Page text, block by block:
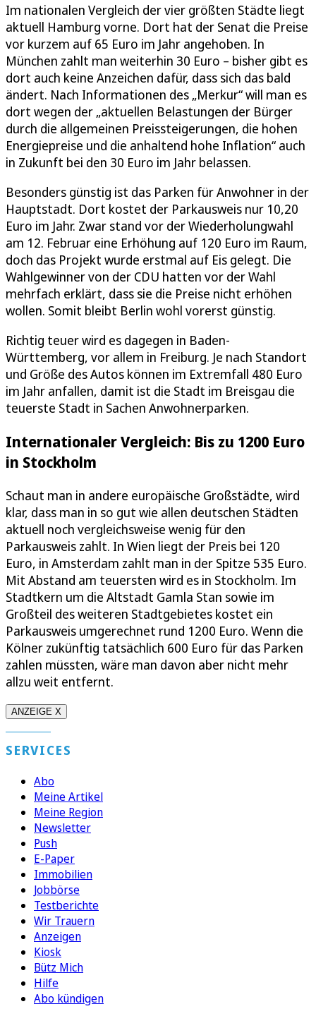
Im nationalen Vergleich der vier größten Städte liegt
aktuell Hamburg vorne. Dort hat der Senat die Preise
vor kurzem auf 65 Euro im Jahr angehoben. In
München zahlt man weiterhin 30 Euro – bisher gibt es
dort auch keine Anzeichen dafür, dass sich das bald
ändert. Nach Informationen des „Merkur“ will man es
dort wegen der „aktuellen Belastungen der Bürger
durch die allgemeinen Preissteigerungen, die hohen
Energiepreise und die anhaltend hohe Inflation“ auch
in Zukunft bei den 30 Euro im Jahr belassen.
Besonders günstig ist das Parken für Anwohner in der
Hauptstadt. Dort kostet der Parkausweis nur 10,20
Euro im Jahr. Zwar stand vor der Wiederholungwahl
am 12. Februar eine Erhöhung auf 120 Euro im Raum,
doch das Projekt wurde erstmal auf Eis gelegt. Die
Wahlgewinner von der CDU hatten vor der Wahl
mehrfach erklärt, dass sie die Preise nicht erhöhen
wollen. Somit bleibt Berlin wohl vorerst günstig.
Richtig teuer wird es dagegen in Baden-
Württemberg, vor allem in Freiburg. Je nach Standort
und Größe des Autos können im Extremfall 480 Euro
im Jahr anfallen, damit ist die Stadt im Breisgau die
teuerste Stadt in Sachen Anwohnerparken.
Internationaler Vergleich: Bis zu 1200 Euro
in Stockholm
Schaut man in andere europäische Großstädte, wird
klar, dass man in so gut wie allen deutschen Städten
aktuell noch vergleichsweise wenig für den
Parkausweis zahlt. In Wien liegt der Preis bei 120
Euro, in Amsterdam zahlt man in der Spitze 535 Euro.
Mit Abstand am teuersten wird es in Stockholm. Im
Stadtkern um die Altstadt Gamla Stan sowie im
Großteil des weiteren Stadtgebietes kostet ein
Parkausweis umgerechnet rund 1200 Euro. Wenn die
Kölner zukünftig tatsächlich 600 Euro für das Parken
zahlen müssten, wäre man davon aber nicht mehr
allzu weit entfernt.
ANZEIGE X
SERVICES
Abo
Meine Artikel
Meine Region
Newsletter
Push
E-Paper
Immobilien
Jobbörse
Testberichte
Wir Trauern
Anzeigen
Kiosk
Bütz Mich
Hilfe
Abo kündigen